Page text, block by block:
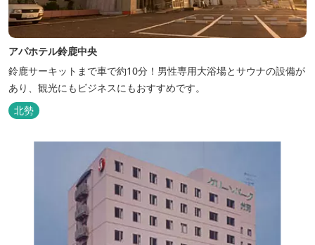
アパホテル鈴鹿中央
鈴鹿サーキットまで車で約10分！男性専用大浴場とサウナの設備が
あり、観光にもビジネスにもおすすめです。
北勢